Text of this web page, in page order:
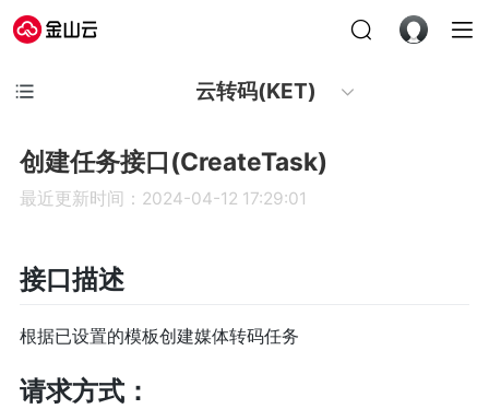
云转码(KET)
创建任务接口(CreateTask)
最近更新时间：2024-04-12 17:29:01
接口描述
根据已设置的模板创建媒体转码任务
请求方式：